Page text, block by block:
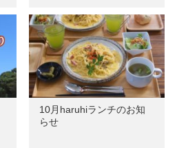
10月haruhiランチのお知
らせ